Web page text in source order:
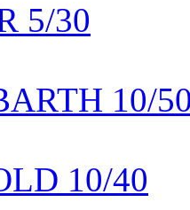
5/30
10/
10/40